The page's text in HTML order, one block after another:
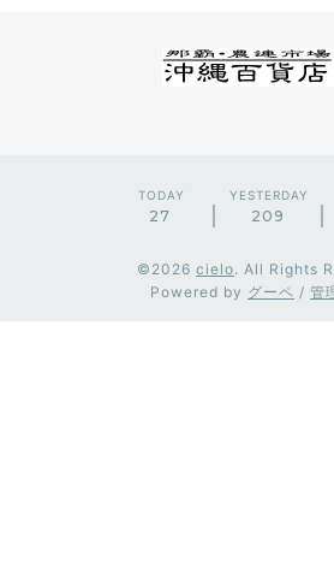
TODAY
27
YESTERDAY
209
©2026 cielo. All Rights
Powered by グーペ / 管